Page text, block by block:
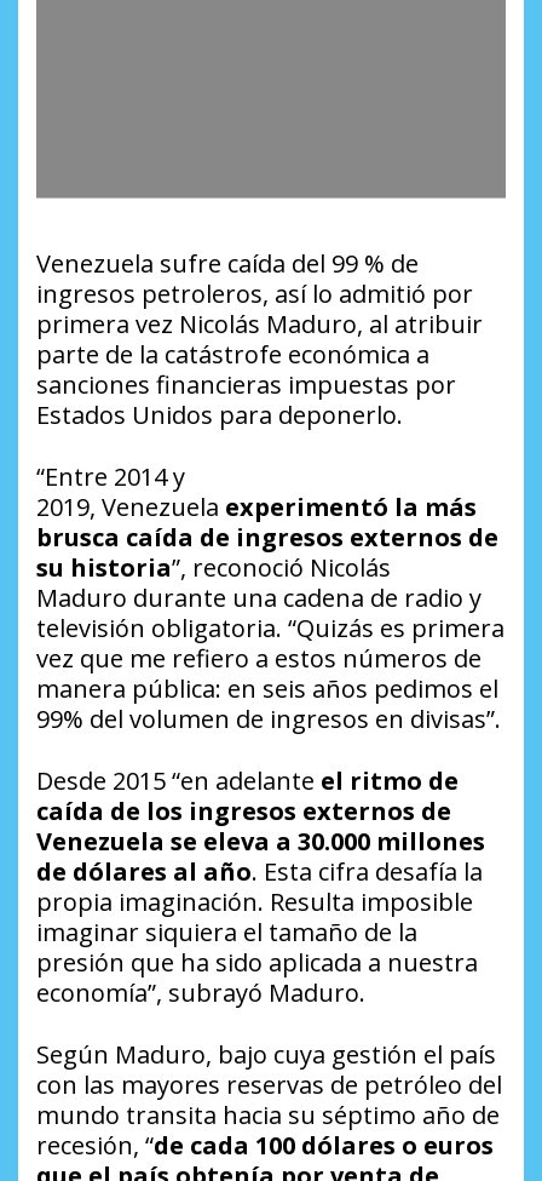
Venezuela sufre caída del 99 % de
ingresos petroleros, así lo admitió por
primera vez Nicolás Maduro, al atribuir
parte de la catástrofe económica a
sanciones financieras impuestas por
Estados Unidos para deponerlo.
“Entre 2014 y
2019, Venezuela experimentó la más
brusca caída de ingresos externos de
su historia”, reconoció Nicolás
Maduro durante una cadena de radio y
televisión obligatoria. “Quizás es primera
vez que me refiero a estos números de
manera pública: en seis años pedimos el
99% del volumen de ingresos en divisas”.
Desde 2015 “en adelante el ritmo de
caída de los ingresos externos de
Venezuela se eleva a 30.000 millones
de dólares al año. Esta cifra desafía la
propia imaginación. Resulta imposible
imaginar siquiera el tamaño de la
presión que ha sido aplicada a nuestra
economía”, subrayó Maduro.
Según Maduro, bajo cuya gestión el país
con las mayores reservas de petróleo del
mundo transita hacia su séptimo año de
recesión, “de cada 100 dólares o euros